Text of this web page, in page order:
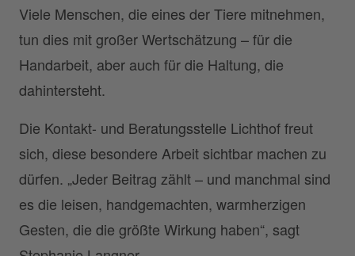
Viele Menschen, die eines der Tiere mitnehmen,
tun dies mit großer Wertschätzung – für die
Handarbeit, aber auch für die Haltung, die
dahintersteht.
Die Kontakt- und Beratungsstelle Lichthof freut
sich, diese besondere Arbeit sichtbar machen zu
dürfen. „Jeder Beitrag zählt – und manchmal sind
es die leisen, handgemachten, warmherzigen
Gesten, die die größte Wirkung haben“, sagt